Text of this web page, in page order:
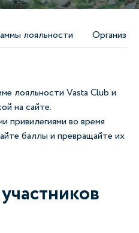
лояльности
лояльности Vasta Club и
на сайте.
привилегиями во время
баллы и превращайте их